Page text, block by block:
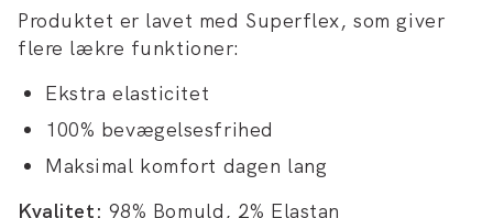
Produktet er lavet med Superflex, som giver
flere lækre funktioner:
Ekstra elasticitet
100% bevægelsesfrihed
Maksimal komfort dagen lang
Kvalitet: 98% Bomuld, 2% Elastan